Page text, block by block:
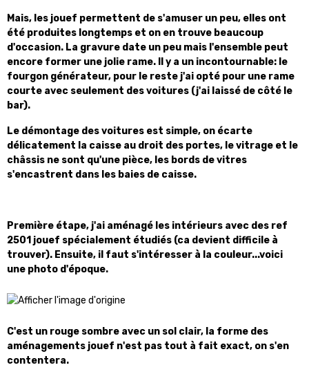
Mais, les jouef permettent de s'amuser un peu, elles ont
été produites longtemps et on en trouve beaucoup
d'occasion. La gravure date un peu mais l'ensemble peut
encore former une jolie rame. Il y a un incontournable: le
fourgon générateur, pour le reste j'ai opté pour une rame
courte avec seulement des voitures (j'ai laissé de côté le
bar).
Le démontage des voitures est simple, on écarte
délicatement la caisse au droit des portes, le vitrage et le
châssis ne sont qu'une pièce, les bords de vitres
s'encastrent dans les baies de caisse.
Première étape, j'ai aménagé les intérieurs avec des ref
2501 jouef spécialement étudiés (ca devient difficile à
trouver). Ensuite, il faut s'intéresser à la couleur...voici
une photo d'époque.
C'est un rouge sombre avec un sol clair, la forme des
aménagements jouef n'est pas tout à fait exact, on s'en
contentera.